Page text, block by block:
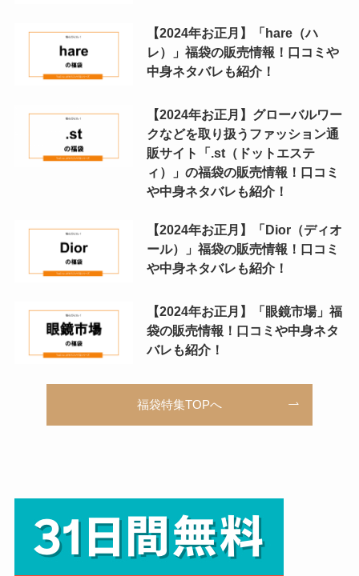
【2024年お正月】「hare（ハ
レ）」福袋の販売情報！口コミや
中身ネタバレも紹介！
【2024年お正月】グローバルワー
クなどを取り扱うファッション通
販サイト「.st（ドットエステ
ィ）」の福袋の販売情報！口コミ
や中身ネタバレも紹介！
【2024年お正月】「Dior（ディオ
ール）」福袋の販売情報！口コミ
や中身ネタバレも紹介！
【2024年お正月】「眼鏡市場」福
袋の販売情報！口コミや中身ネタ
バレも紹介！
福袋特集TOPへ